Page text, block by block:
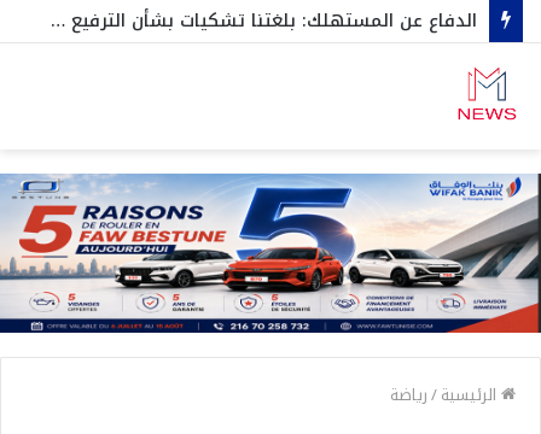
الدفاع عن المستهلك: بلغتنا تشكيات بشأن الترفيع في أسعار المياه المعلبة
الرئيسية/رياضة